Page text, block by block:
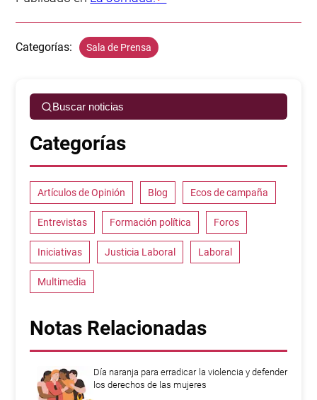
Categorías: Sala de Prensa
Buscar noticias
Categorías
Artículos de Opinión Blog Ecos de campaña
Entrevistas Formación política Foros
Iniciativas Justicia Laboral Laboral
Multimedia
Notas Relacionadas
Día naranja para erradicar la violencia y defender
los derechos de las mujeres